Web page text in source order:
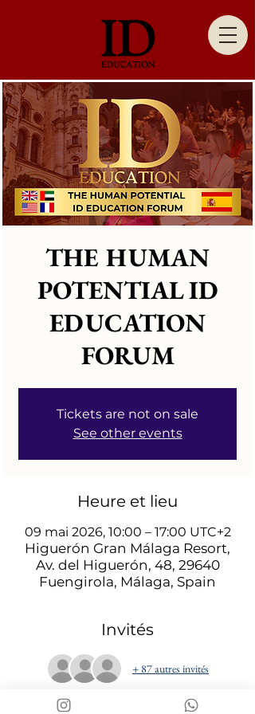
THE HUMAN
POTENTIAL ID
EDUCATION
FORUM
Tickets are not on sale
See other events
Heure et lieu
09 mai 2026, 10:00 – 17:00 UTC+2
Higuerón Gran Málaga Resort,
Av. del Higuerón, 48, 29640
Fuengirola, Málaga, Spain
Invités
+ 87 autres invités